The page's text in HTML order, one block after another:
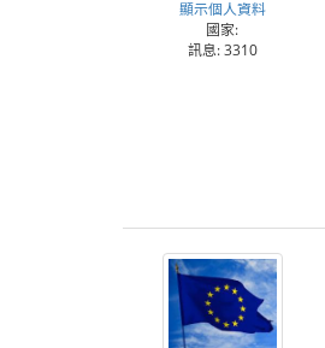
顯示個人資料
國家:
訊息: 3310